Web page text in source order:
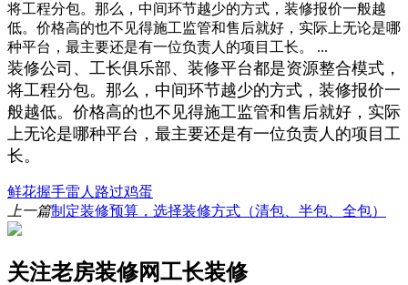
将工程分包。那么，中间环节越少的方式，装修报价一般越
低。价格高的也不见得施工监管和售后就好，实际上无论是哪
种平台，最主要还是有一位负责人的项目工长。 ...
装修公司、工长俱乐部、装修平台都是资源整合模式，
将工程分包。那么，中间环节越少的方式，装修报价一
般越低。价格高的也不见得施工监管和售后就好，实际
上无论是哪种平台，最主要还是有一位负责人的项目工
长。
鲜花握手雷人 路过鸡蛋
上一篇制定装修预算，选择装修方式（清包、半包、全包）
关注老房装修网工长装修